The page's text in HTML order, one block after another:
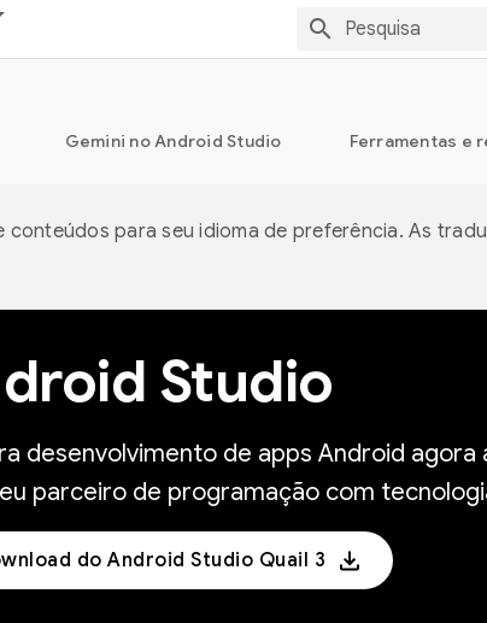
Gemini no Android Studio Ferramentas e
para seu idioma de preferência. As
Studio
desenvolvimento de apps Android
parceiro de programação com
do Android Studio Quail 3